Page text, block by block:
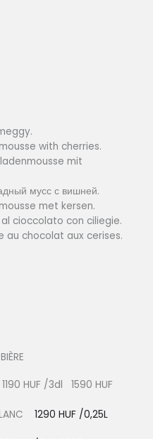
with cherries.
mit
мусс с вишней.
met kersen.
cioccolato con ciliegie.
au chocolat aux cerises.
HUF /3dl 1590 HUF
1290 HUF /0,25L